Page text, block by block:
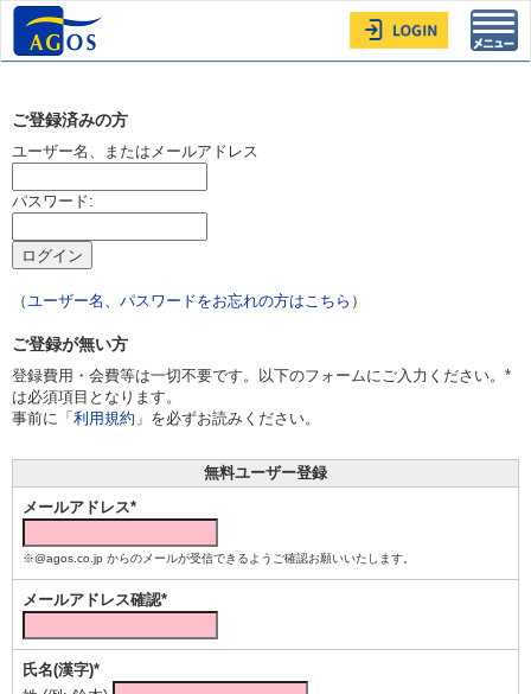
ご登録済みの方
ユーザー名、またはメールアドレス
パスワード:
（ユーザー名、パスワードをお忘れの方はこちら ）
ご登録が無い方
登録費用・会費等は一切不要です。以下のフォームにご入力ください。*
は必須項目となります。
事前に「 利用規約 」を必ずお読みください。
無料ユーザー登録
メールアドレス*
※@agos.co.jp からのメールが受信できるようご確認お願いいたします。
メールアドレス確認*
氏名(漢字)*